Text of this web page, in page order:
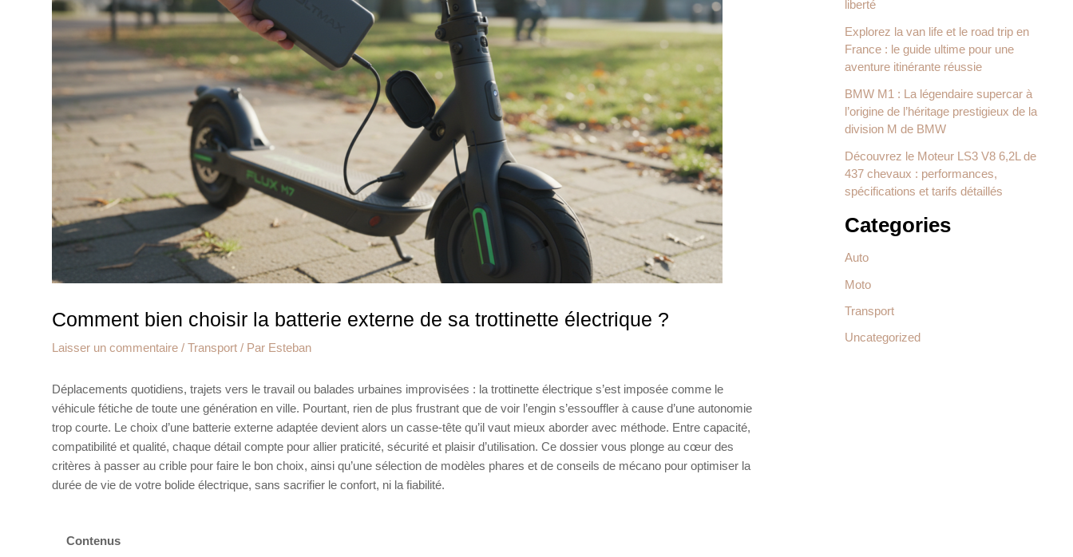
Comment bien choisir la batterie externe de sa trottinette électrique ?
Laisser un commentaire / Transport / Par Esteban
Déplacements quotidiens, trajets vers le travail ou balades urbaines improvisées : la trottinette électrique s’est imposée comme le
véhicule fétiche de toute une génération en ville. Pourtant, rien de plus frustrant que de voir l’engin s’essouffler à cause d’une autonomie
trop courte. Le choix d’une batterie externe adaptée devient alors un casse-tête qu’il vaut mieux aborder avec méthode. Entre capacité,
compatibilité et qualité, chaque détail compte pour allier praticité, sécurité et plaisir d’utilisation. Ce dossier vous plonge au cœur des
critères à passer au crible pour faire le bon choix, ainsi qu’une sélection de modèles phares et de conseils de mécano pour optimiser la
durée de vie de votre bolide électrique, sans sacrifier le confort, ni la fiabilité.
Contenus
liberté
Explorez la van life et le road trip en
France : le guide ultime pour une
aventure itinérante réussie
BMW M1 : La légendaire supercar à
l’origine de l’héritage prestigieux de la
division M de BMW
Découvrez le Moteur LS3 V8 6,2L de
437 chevaux : performances,
spécifications et tarifs détaillés
Categories
Auto
Moto
Transport
Uncategorized